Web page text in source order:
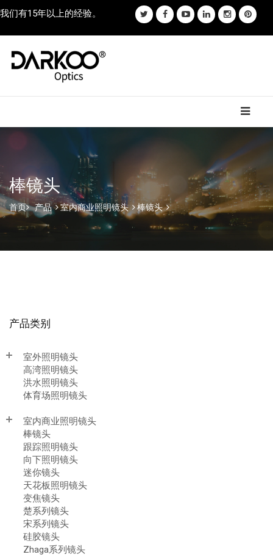
我们有15年以上的经验。
棒镜头
首页 产品 室内商业照明镜头 棒镜头
产品类别
室外照明镜头
高湾照明镜头
洪水照明镜头
体育场照明镜头
室内商业照明镜头
棒镜头
跟踪照明镜头
向下照明镜头
迷你镜头
天花板照明镜头
变焦镜头
楚系列镜头
宋系列镜头
硅胶镜头
Zhaga系列镜头